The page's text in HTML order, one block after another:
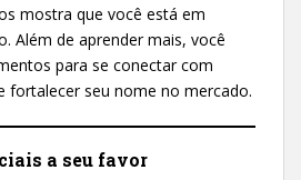
mostra que você está em
Além de aprender mais, você
para se conectar com
fortalecer seu nome no mercado.
a seu favor